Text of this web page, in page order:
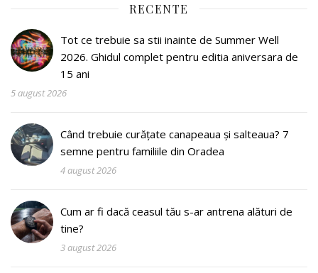
RECENTE
Tot ce trebuie sa stii inainte de Summer Well
2026. Ghidul complet pentru editia aniversara de
15 ani
5 august 2026
Când trebuie curățate canapeaua și salteaua? 7
semne pentru familiile din Oradea
4 august 2026
Cum ar fi dacă ceasul tău s-ar antrena alături de
tine?
3 august 2026